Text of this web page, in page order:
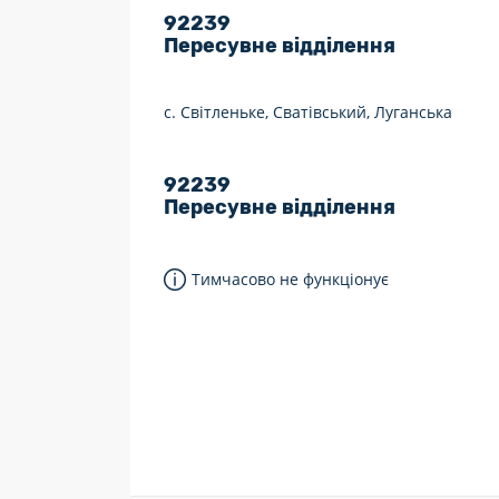
7 днів на тиждень
Працюють у вихідні
92239
Пересувне відділення
с. Світленьке, Сватівський, Луганська
92239
Пересувне відділення
Тимчасово не функціонує